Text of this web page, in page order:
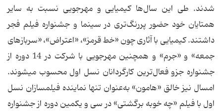
شدند. طی این سال‌ها کیمیایی و مهرجویی نسبت به سایر
همتایان خود حضور پررنگ‌تری در سینما و جشنواره فیلم فجر
داشتند. کیمیایی با آثاری چون «خط قرمز»، «اعتراض»، «سربازهای
جمعه» و «جرم» و همچنین مهرجویی با شرکت در 14 دوره از
جشنواره جزو فعال‌ترین کارگردانان نسل اول محسوب می‏شوند.
امسال نیز خالق «هامون» به‌عنوان تنها نماینده فیلمسازان نسل
اول با فیلم «چه خوبه برگشتی» در سی و یکمین دوره از جشنواره